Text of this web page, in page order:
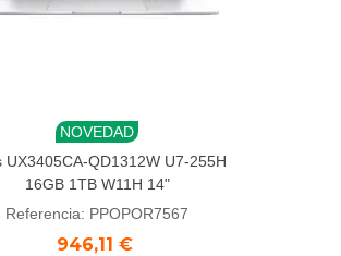
NOVEDAD
UX3405CA-QD1312W U7-255H
16GB 1TB W11H 14"
Referencia: PPOPOR7567
946,11 €